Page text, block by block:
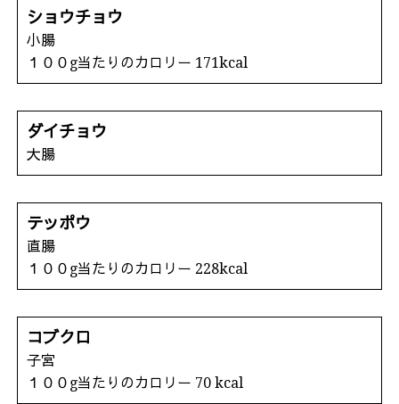
ショウチョウ
小腸
１００g当たりのカロリー 171kcal
ダイチョウ
大腸
テッポウ
直腸
１００g当たりのカロリー 228kcal
コブクロ
子宮
１００g当たりのカロリー 70 kcal